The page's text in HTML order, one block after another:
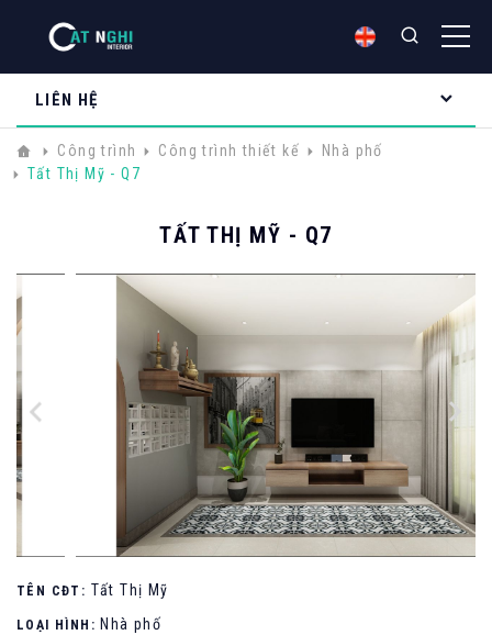
LIÊN HỆ
Công trình Công trình thiết kế
Nhà phố
Tất Thị Mỹ - Q7
TẤT THỊ MỸ - Q7
TÊN CĐT: Tất Thị Mỹ
LOẠI HÌNH: Nhà phố